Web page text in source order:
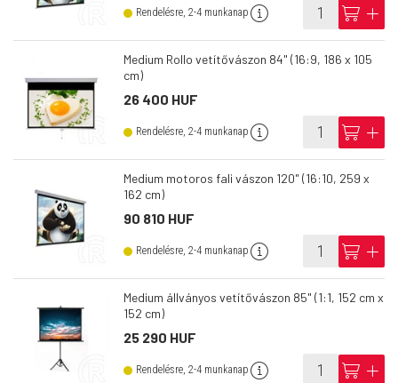
Rendelésre, 2-4 munkanap info cart add
Medium Rollo vetítővászon 84" (16:9, 186 x 105
cm)
26 400 HUF
Rendelésre, 2-4 munkanap info cart add
Medium motoros fali vászon 120" (16:10, 259 x
162 cm)
90 810 HUF
Rendelésre, 2-4 munkanap info cart add
Medium állványos vetítővászon 85" (1:1, 152 cm x
152 cm)
25 290 HUF
Rendelésre, 2-4 munkanap info cart add